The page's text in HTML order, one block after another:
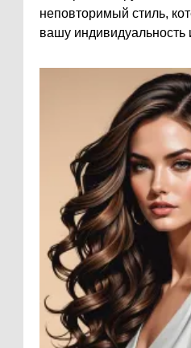
неповторимый стиль,
вашу индивидуальность